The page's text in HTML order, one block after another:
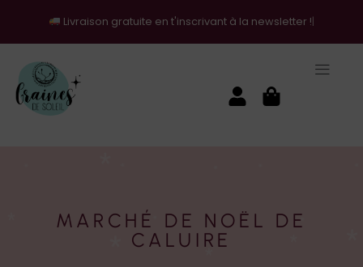
Livraison gratuite en t'inscrivant à la newsletter !
MARCHÉ DE NOËL DE
CALUIRE